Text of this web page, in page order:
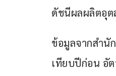
ดัชนีผลผลิตอุต
ข้อมูลจากสำนั
เทียบปีก่อน อัต